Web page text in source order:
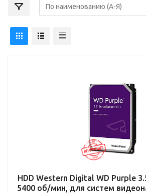
HDD Western Digital WD Purple
5400 об/мин, для систем